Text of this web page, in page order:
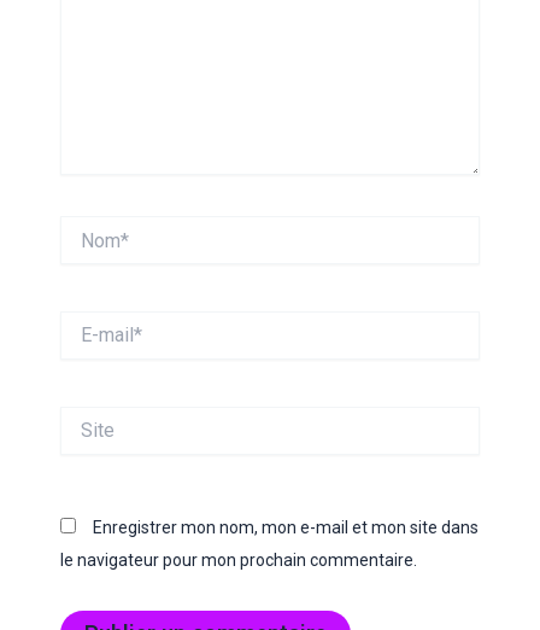
mail*
Enregistrer mon nom, mon e-mail et mon site dans
le navigateur pour mon prochain commentaire.